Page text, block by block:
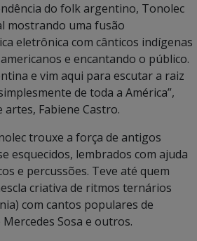
do folk argentino, Tonolec
mostrando uma fusão
eletrônica com cânticos indígenas
e encantando o público.
e vim aqui para escutar a raiz
de toda a América”,
Fabiene Castro.
trouxe a força de antigos
esquecidos, lembrados com ajuda
e percussões. Teve até quem
criativa de ritmos ternários
com cantos populares de
Sosa e outros.